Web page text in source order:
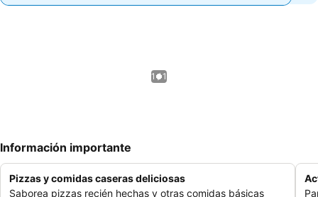
1 / 1
Información importante
Pizzas y comidas caseras deliciosas
Saborea pizzas recién hechas y otras comidas básicas